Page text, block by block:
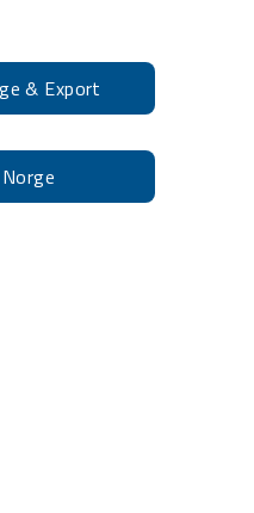
& Export